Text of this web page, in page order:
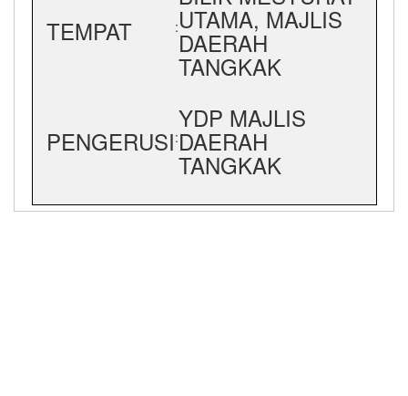
TEMPAT :UTAMA, MAJLIS
DAERAH
TANGKAK
PENGERUSI:
YDP MAJLIS
DAERAH
TANGKAK